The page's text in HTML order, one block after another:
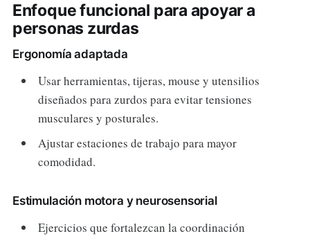
Enfoque funcional para apoyar a
personas zurdas
Ergonomía adaptada
Usar herramientas, tijeras, mouse y utensilios
diseñados para zurdos para evitar tensiones
musculares y posturales.
Ajustar estaciones de trabajo para mayor
comodidad.
Estimulación motora y neurosensorial
Ejercicios que fortalezcan la coordinación